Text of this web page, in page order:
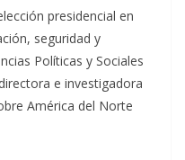
presidencial en
seguridad y
Políticas y Sociales
e investigadora
América del Norte